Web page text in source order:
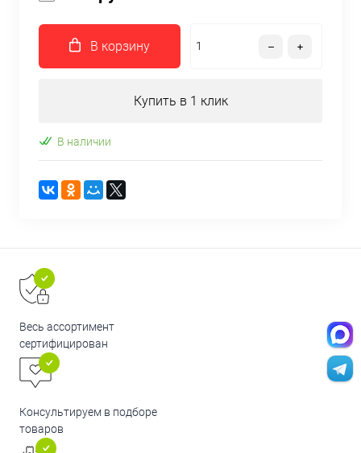
В корзину
Купить в 1 клик
В наличии
Весь ассортимент
сертифицирован
Консультируем в подборе
товаров